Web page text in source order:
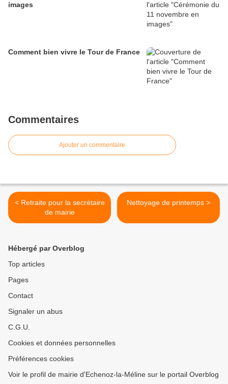
images
Comment bien vivre le Tour de France
Commentaires
Ajouter un commentaire
< Retraite pour la secrétaire
de mairie
Nettoyage de printemps >
Hébergé par Overblog
Top articles
Pages
Contact
Signaler un abus
C.G.U.
Cookies et données personnelles
Préférences cookies
Voir le profil de mairie d'Echenoz-la-Méline sur le portail Overblog